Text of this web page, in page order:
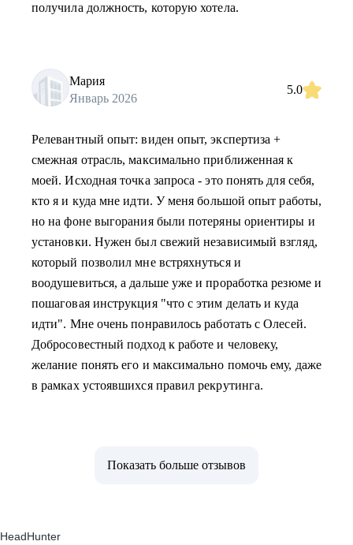
получила должность, которую хотела.
Мария
Январь 2026
5.0
Релевантный опыт: виден опыт, экспертиза +
смежная отрасль, максимально приближенная к
моей. Исходная точка запроса - это понять для себя,
кто я и куда мне идти. У меня большой опыт работы,
но на фоне выгорания были потеряны ориентиры и
установки. Нужен был свежий независимый взгляд,
который позволил мне встряхнуться и
воодушевиться, а дальше уже и проработка резюме и
пошаговая инструкция "что с этим делать и куда
идти". Мне очень понравилось работать с Олесей.
Добросовестный подход к работе и человеку,
желание понять его и максимально помочь ему, даже
в рамках устоявшихся правил рекрутинга.
Показать больше отзывов
HeadHunter